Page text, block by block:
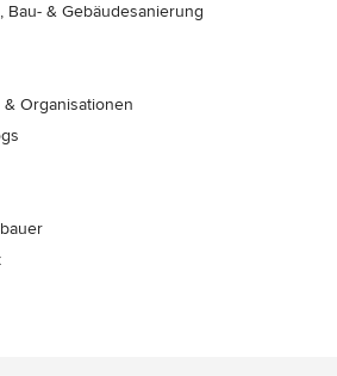
& Gebäudesanierung
Organisationen